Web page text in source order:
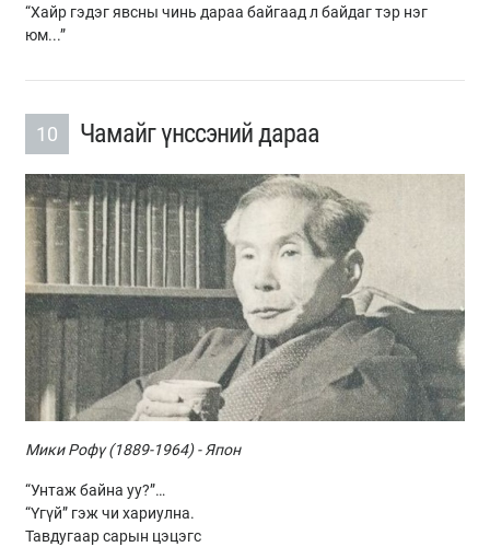
“Хайр гэдэг явсны чинь дараа байгаад л байдаг тэр нэг
юм...”
10 Чамайг үнссэний дараа
Мики Рофү (1889-1964) - Япон
“Унтаж байна уу?”…
“Үгүй” гэж чи хариулна.
Тавдугаар сарын цэцэгс